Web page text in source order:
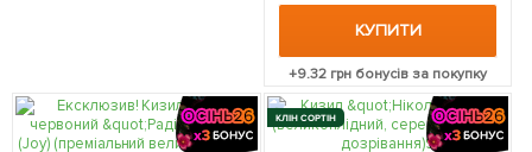
КУПИТИ
+9.32 грн бонусів за покупку
КЛІН СОРТІН